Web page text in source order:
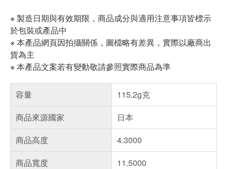
※ 製造日期與有效期限，商品成分與適用注意事項皆標示
於包裝或產品中
※ 本產品網頁因拍攝關係，圖檔略有差異，實際以廠商出
貨為主
※ 本產品文案若有變動敬請參照實際商品為準
容量
115.2g克
商品來源國家
日本
商品高度
4.3000
商品寬度
11.5000